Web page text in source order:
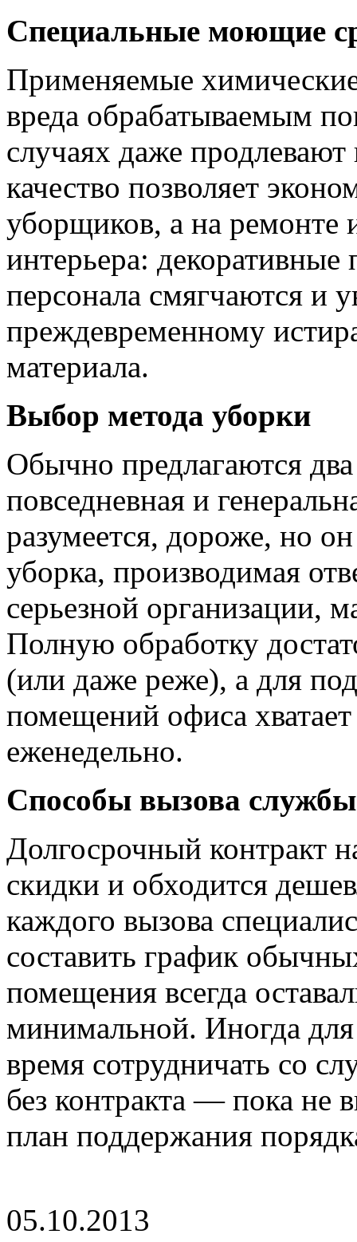
Специальные моющие
Применяемые
вреда обрабатываемым
случаях даже
качество позволяет
уборщиков, а на ремонте
интерьера:
персонала смягчаются и
преждевременному
материала.
Выбор метода уборки
Обычно предлагаются
повседневная и
разумеется, дороже, но
уборка, производимая
серьезной организации,
Полную обработку
(или даже реже), а для
помещений офиса
еженедельно.
Способы вызова службы
Долгосрочный контракт
скидки и обходится
каждого вызова
составить график
помещения всегда
минимальной. Иногда для
время сотрудничать со
без контракта — пока не
план поддержания
05.10.2013